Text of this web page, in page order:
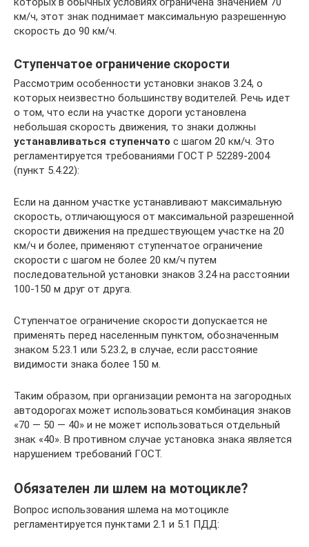
км/ч, этот знак поднимает максимальную разрешенную
скорость до 90 км/ч.
Ступенчатое ограничение скорости
Рассмотрим особенности установки знаков 3.24, о
которых неизвестно большинству водителей. Речь идет
о том, что если на участке дороги установлена
небольшая скорость движения, то знаки должны
устанавливаться ступенчато с шагом 20 км/ч. Это
регламентируется требованиями ГОСТ Р 52289-2004
(пункт 5.4.22):
Если на данном участке устанавливают максимальную
скорость, отличающуюся от максимальной разрешенной
скорости движения на предшествующем участке на 20
км/ч и более, применяют ступенчатое ограничение
скорости с шагом не более 20 км/ч путем
последовательной установки знаков 3.24 на расстоянии
100-150 м друг от друга.
Ступенчатое ограничение скорости допускается не
применять перед населенным пунктом, обозначенным
знаком 5.23.1 или 5.23.2, в случае, если расстояние
видимости знака более 150 м.
Таким образом, при организации ремонта на загородных
автодорогах может использоваться комбинация знаков
«70 — 50 — 40» и не может использоваться отдельный
знак «40». В противном случае установка знака является
нарушением требований ГОСТ.
Обязателен ли шлем на мотоцикле?
Вопрос использования шлема на мотоцикле
регламентируется пунктами 2.1 и 5.1 ПДД: